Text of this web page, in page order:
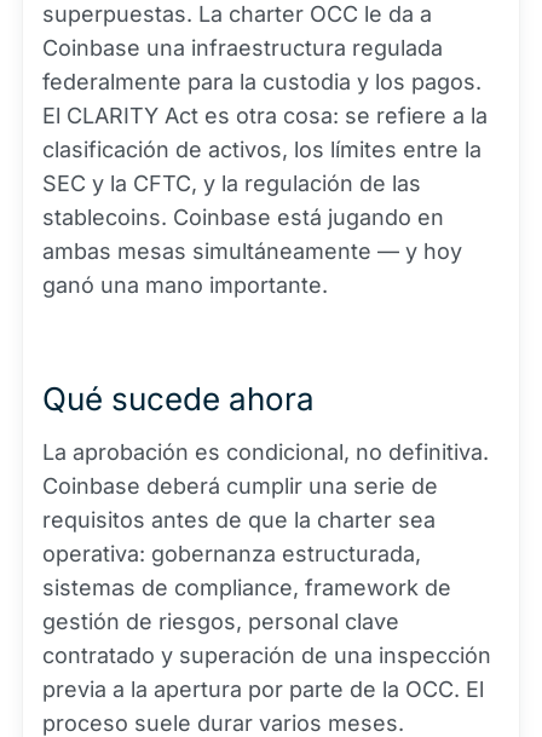
superpuestas. La charter OCC le da a
Coinbase una infraestructura regulada
federalmente para la custodia y los pagos.
El CLARITY Act es otra cosa: se refiere a la
clasificación de activos, los límites entre la
SEC y la CFTC, y la regulación de las
stablecoins. Coinbase está jugando en
ambas mesas simultáneamente — y hoy
ganó una mano importante.
Qué sucede ahora
La aprobación es condicional, no definitiva.
Coinbase deberá cumplir una serie de
requisitos antes de que la charter sea
operativa: gobernanza estructurada,
sistemas de compliance, framework de
gestión de riesgos, personal clave
contratado y superación de una inspección
previa a la apertura por parte de la OCC. El
proceso suele durar varios meses.